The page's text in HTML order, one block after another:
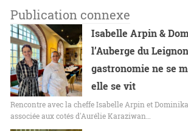
Publication connexe
Isabelle Arpin &
l’Auberge du
gastronomie ne se
elle se vit
Rencontre avec la cheffe Isabelle Arpin et
associée aux cotés d'Aurélie Karaziwan…